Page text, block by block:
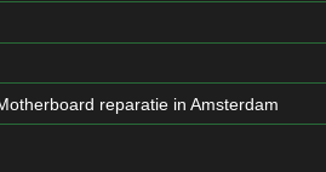
reparatie in Amsterdam